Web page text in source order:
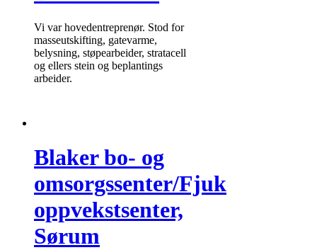
Vi var hovedentreprenør. Stod for
masseutskifting, gatevarme,
belysning, støpearbeider, stratacell
og ellers stein og beplantings
arbeider.
Blaker bo- og
omsorgssenter/Fjuk
oppvekstsenter,
Sørum